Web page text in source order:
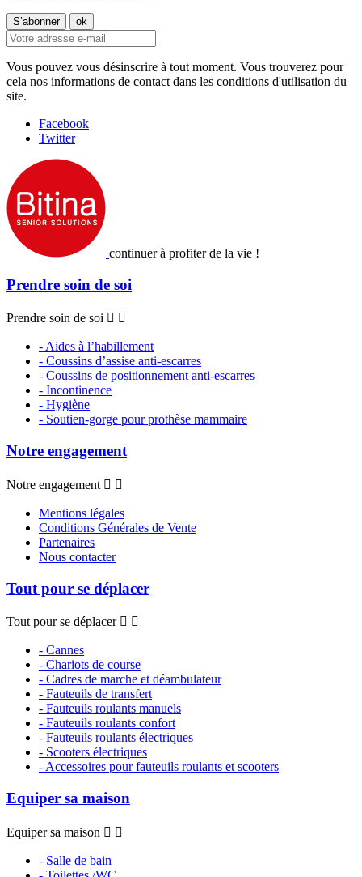
Vous pouvez vous désinscrire à tout moment. Vous trouverez pour
cela nos informations de contact dans les conditions d'utilisation du
site.
Facebook
Twitter
continuer à profiter de la vie !
Prendre soin de soi
Prendre soin de soi  
- Aides à l’habillement
- Coussins d’assise anti-escarres
- Coussins de positionnement anti-escarres
- Incontinence
- Hygiène
- Soutien-gorge pour prothèse mammaire
Notre engagement
Notre engagement  
Mentions légales
Conditions Générales de Vente
Partenaires
Nous contacter
Tout pour se déplacer
Tout pour se déplacer  
- Cannes
- Chariots de course
- Cadres de marche et déambulateur
- Fauteuils de transfert
- Fauteuils roulants manuels
- Fauteuils roulants confort
- Fauteuils roulants électriques
- Scooters électriques
- Accessoires pour fauteuils roulants et scooters
Equiper sa maison
Equiper sa maison  
- Salle de bain